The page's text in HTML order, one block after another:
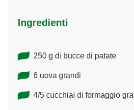
Ingredienti
250 g di bucce di patate
6 uova grandi
4/5 cucchiai di formaggio